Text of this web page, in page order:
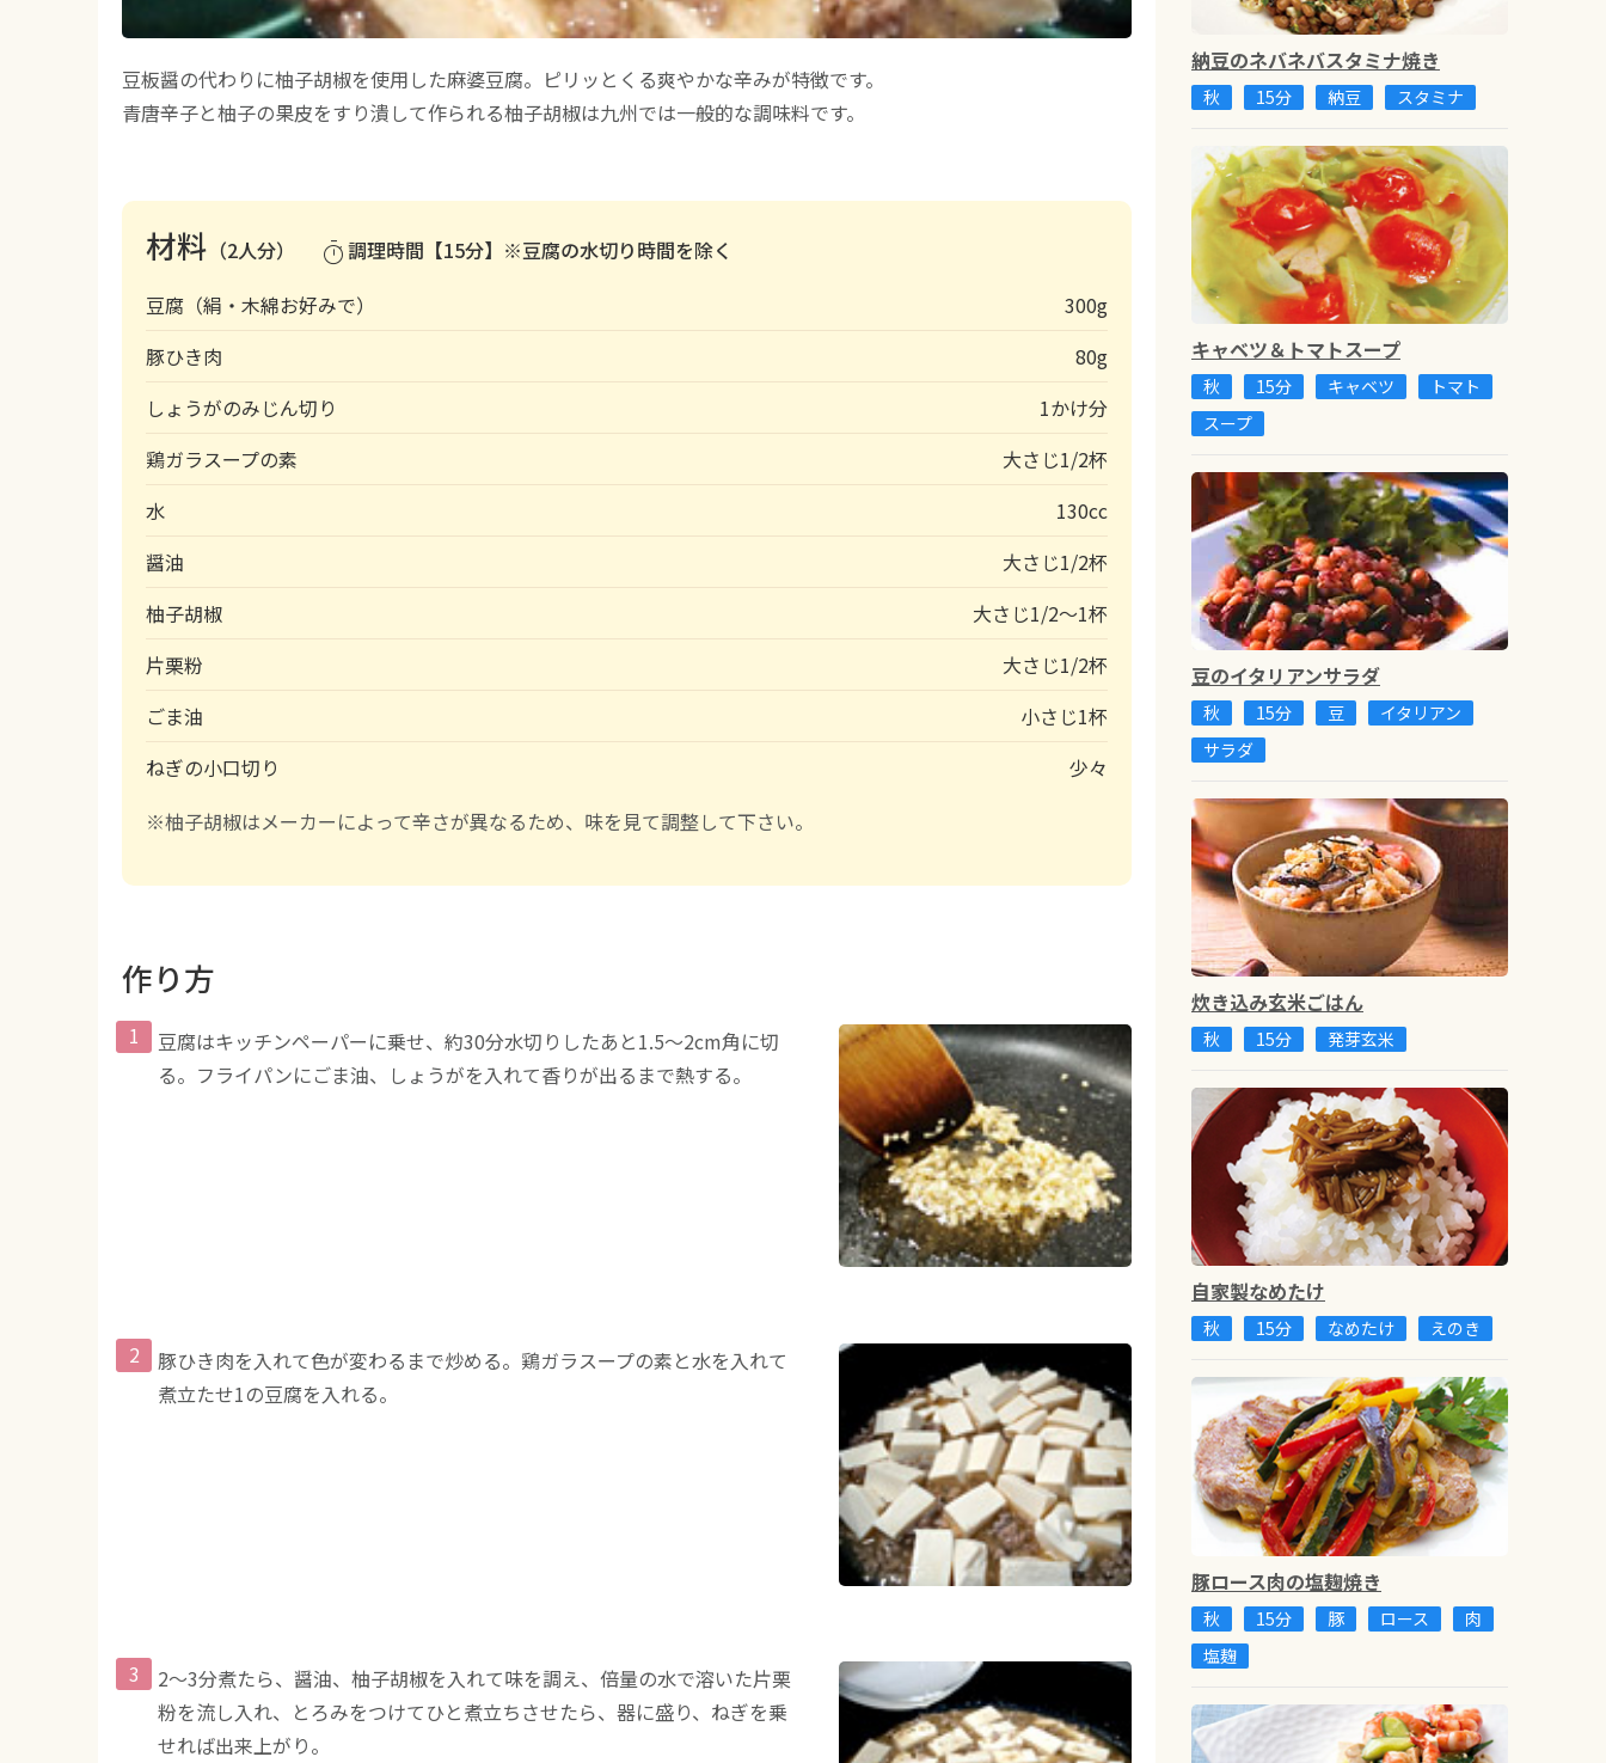
豆板醤の代わりに柚子胡椒を使用した麻婆豆腐。ピリッとくる爽やかな辛みが特徴です。
青唐辛子と柚子の果皮をすり潰して作られる柚子胡椒は九州では一般的な調味料です。
材料 （2人分） timer調理時間【15分】※豆腐の水切り時間を除く
豆腐（絹・木綿お好みで）
300g
豚ひき肉
80g
しょうがのみじん切り
1かけ分
鶏ガラスープの素
大さじ1/2杯
水
130cc
醤油
大さじ1/2杯
柚子胡椒
大さじ1/2～1杯
片栗粉
大さじ1/2杯
ごま油
小さじ1杯
ねぎの小口切り
少々
※柚子胡椒はメーカーによって辛さが異なるため、味を見て調整して下さい。
作り方
豆腐はキッチンペーパーに乗せ、約30分水切りしたあと1.5〜2cm角に切
る。フライパンにごま油、しょうがを入れて香りが出るまで熱する。
豚ひき肉を入れて色が変わるまで炒める。鶏ガラスープの素と水を入れて
煮立たせ1の豆腐を入れる。
2〜3分煮たら、醤油、柚子胡椒を入れて味を調え、倍量の水で溶いた片栗
粉を流し入れ、とろみをつけてひと煮立ちさせたら、器に盛り、ねぎを乗
せれば出来上がり。
納豆のネバネバスタミナ焼き
秋 15分 納豆 スタミナ
キャベツ＆トマトスープ
秋 15分 キャベツ
トマト
スープ
豆のイタリアンサラダ
秋 15分 豆
イタリアン
サラダ
炊き込み玄米ごはん
秋 15分 発芽玄米
自家製なめたけ
秋 15分 なめたけ えのき
豚ロース肉の塩麹焼き
秋 15分 豚 ロース
肉
塩麹